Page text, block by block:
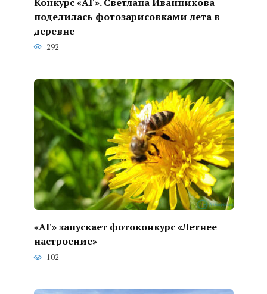
поделилась фотозарисовками лета в
деревне
292
«АГ» запускает фотоконкурс «Летнее
настроение»
102